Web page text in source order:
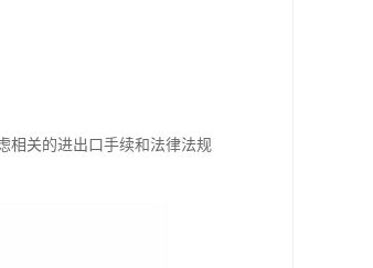
相关的进出口手续和法律法规